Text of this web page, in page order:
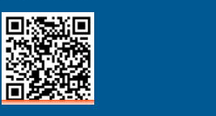
Thông tin giao dịch
Sự kiện